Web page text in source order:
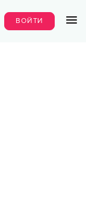
ВОЙТИ